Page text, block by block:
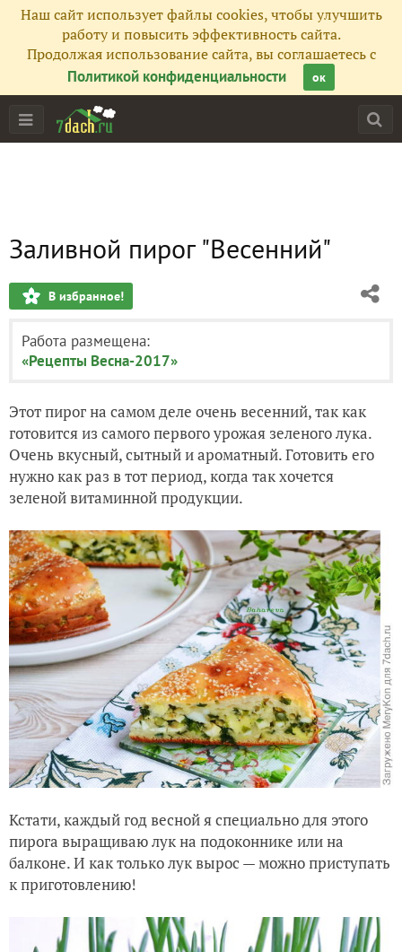
Наш сайт использует файлы cookies, чтобы улучшить
работу и повысить эффективность сайта.
Продолжая использование сайта, вы соглашаетесь с
Политикой конфиденциальности
ок
Заливной пирог "Весенний"
В избранное!
Работа размещена:
«Рецепты Весна-2017»
Этот пирог на самом деле очень весенний, так как
готовится из самого первого урожая зеленого лука.
Очень вкусный, сытный и ароматный. Готовить его
нужно как раз в тот период, когда так хочется
зеленой витаминной продукции.
Кстати, каждый год весной я специально для этого
пирога выращиваю лук на подоконнике или на
балконе. И как только лук вырос — можно приступать
к приготовлению!